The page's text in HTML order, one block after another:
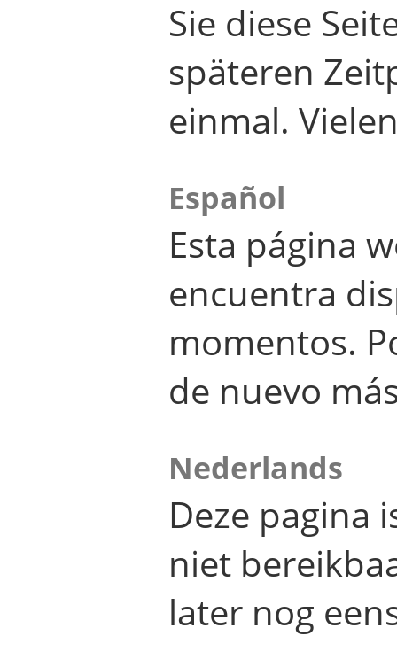
Sie diese
späteren
einmal.
Español
Esta página
encuentra
momentos.
de nuevo
Nederlands
Deze pagina
niet
later nog